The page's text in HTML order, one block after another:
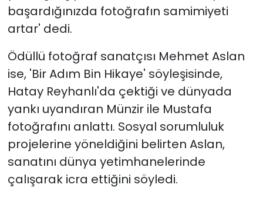
başardığınızda fotoğrafın samimiyeti
artar' dedi.
Ödüllü fotoğraf sanatçısı Mehmet Aslan
ise, 'Bir Adım Bin Hikaye' söyleşisinde,
Hatay Reyhanlı'da çektiği ve dünyada
yankı uyandıran Münzir ile Mustafa
fotoğrafını anlattı. Sosyal sorumluluk
projelerine yöneldiğini belirten Aslan,
sanatını dünya yetimhanelerinde
çalışarak icra ettiğini söyledi.